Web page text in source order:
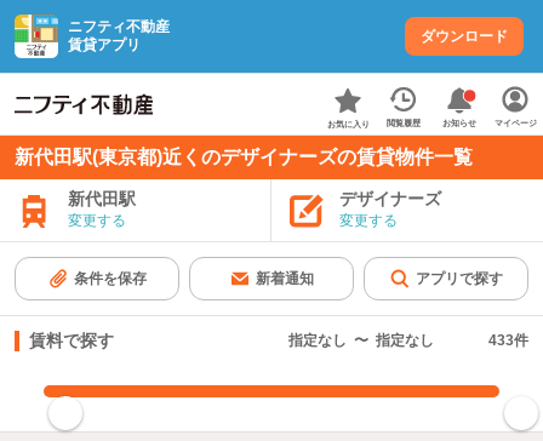
ニフティ不動産
賃貸アプリ
ダウンロード
お気に入り 閲覧履歴 お知らせ マイページ
新代田駅(東京都)近くのデザイナーズの賃貸物件一覧
新代田駅
変更する
デザイナーズ
変更する
条件を保存 新着通知 アプリで探す
賃料で探す 指定なし 〜 指定なし 433件